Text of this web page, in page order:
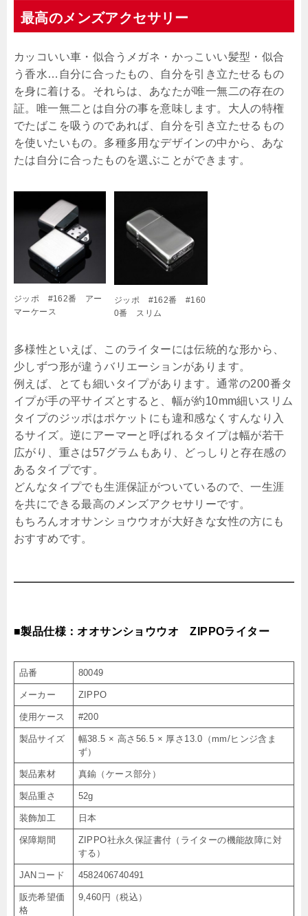
最高のメンズアクセサリー
カッコいい車・似合うメガネ・かっこいい髪型・似合
う香水…自分に合ったもの、自分を引き立たせるもの
を身に着ける。それらは、あなたが唯一無二の存在の
証。唯一無二とは自分の事を意味します。大人の特権
でたばこを吸うのであれば、自分を引き立たせるもの
を使いたいもの。多種多用なデザインの中から、あな
たは自分に合ったものを選ぶことができます。
ジッポ #162番 アー
マーケース
ジッポ #162番 #160
0番 スリム
多様性といえば、このライターには伝統的な形から、
少しずつ形が違うバリエーションがあります。
例えば、とても細いタイプがあります。通常の200番タ
イプが手の平サイズとすると、幅が約10mm細いスリム
タイプのジッポはポケットにも違和感なくすんなり入
るサイズ。逆にアーマーと呼ばれるタイプは幅が若干
広がり、重さは57グラムもあり、どっしりと存在感の
あるタイプです。
どんなタイプでも生涯保証がついているので、一生涯
を共にできる最高のメンズアクセサリーです。
もちろんオオサンショウウオが大好きな女性の方にも
おすすめです。
■製品仕様：オオサンショウウオ ZIPPOライター
品番 80049
メーカー ZIPPO
使用ケース #200
製品サイズ
幅38.5 × 高さ56.5 × 厚さ13.0（mm/ヒンジ含ま
ず）
製品素材 真鍮（ケース部分）
製品重さ 52g
装飾加工 日本
保障期間
ZIPPO社永久保証書付（ライターの機能故障に対
する）
JANコード 4582406740491
販売希望価
格
9,460円（税込）